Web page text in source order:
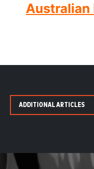
Australian
ADDITIONAL ARTICLES